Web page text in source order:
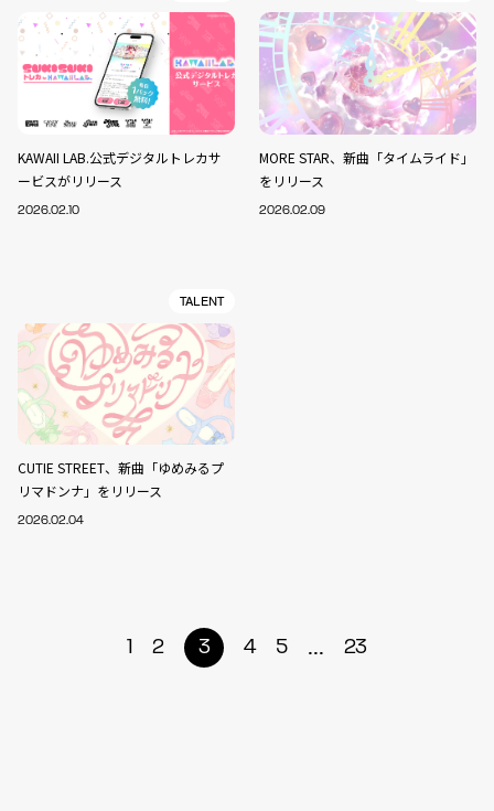
KAWAII LAB.公式デジタルトレカサ
ービスがリリース
2026.02.10
MORE STAR、新曲「タイムライド」
をリリース
2026.02.09
TALENT
CUTIE STREET、新曲「ゆめみるプ
リマドンナ」をリリース
2026.02.04
1 2 3 4 5 ... 23